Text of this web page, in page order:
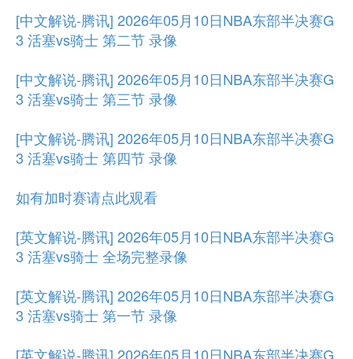
[中文解说-腾讯] 2026年05月10日NBA东部半决赛G
3 活塞vs骑士 第二节 录像
[中文解说-腾讯] 2026年05月10日NBA东部半决赛G
3 活塞vs骑士 第三节 录像
[中文解说-腾讯] 2026年05月10日NBA东部半决赛G
3 活塞vs骑士 第四节 录像
如有加时赛请点此观看
[英文解说-腾讯] 2026年05月10日NBA东部半决赛G
3 活塞vs骑士 全场完整录像
[英文解说-腾讯] 2026年05月10日NBA东部半决赛G
3 活塞vs骑士 第一节 录像
[英文解说-腾讯] 2026年05月10日NBA东部半决赛G